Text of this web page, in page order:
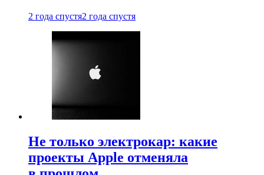
2 года спустя2 года спустя
Не только электрокар: какие
проекты Apple отменяла